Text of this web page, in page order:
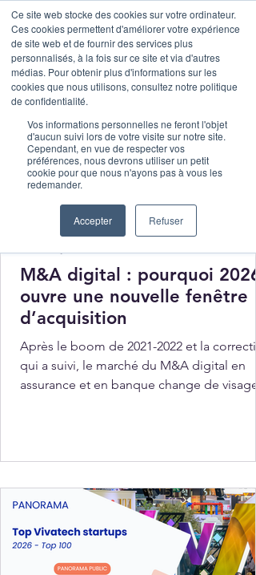
Ce site web stocke des cookies sur votre ordinateur.
Ces cookies permettent d'améliorer votre expérience
de site web et de fournir des services plus
personnalisés, à la fois sur ce site et via d'autres
médias. Pour obtenir plus d'informations sur les
cookies que nous utilisons, consultez notre politique
de confidentialité.
Vos informations personnelles ne feront l'objet
d'aucun suivi lors de votre visite sur notre site.
Cependant, en vue de respecter vos
préférences, nous devrons utiliser un petit
cookie pour que nous n'ayons pas à vous les
redemander.
Accepter Refuser
M&A digital : pourquoi 2026
ouvre une nouvelle fenêtre
d’acquisition
Après le boom de 2021-2022 et la
qui a suivi, le marché du M&A digital en
assurance et en banque change de visage.
plus matures, plus rentables, plus
s'accompagne d'une exigence nouvelle :
acquéreurs sont plus sélectifs, les
opérations plus ciblées, et la valeur ne se
Malak Lebbar